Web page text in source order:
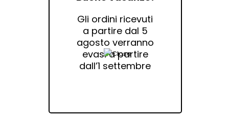
Gli ordini ricevuti
a partire dal 5
agosto verranno
evasi a partire
dall’1 settembre